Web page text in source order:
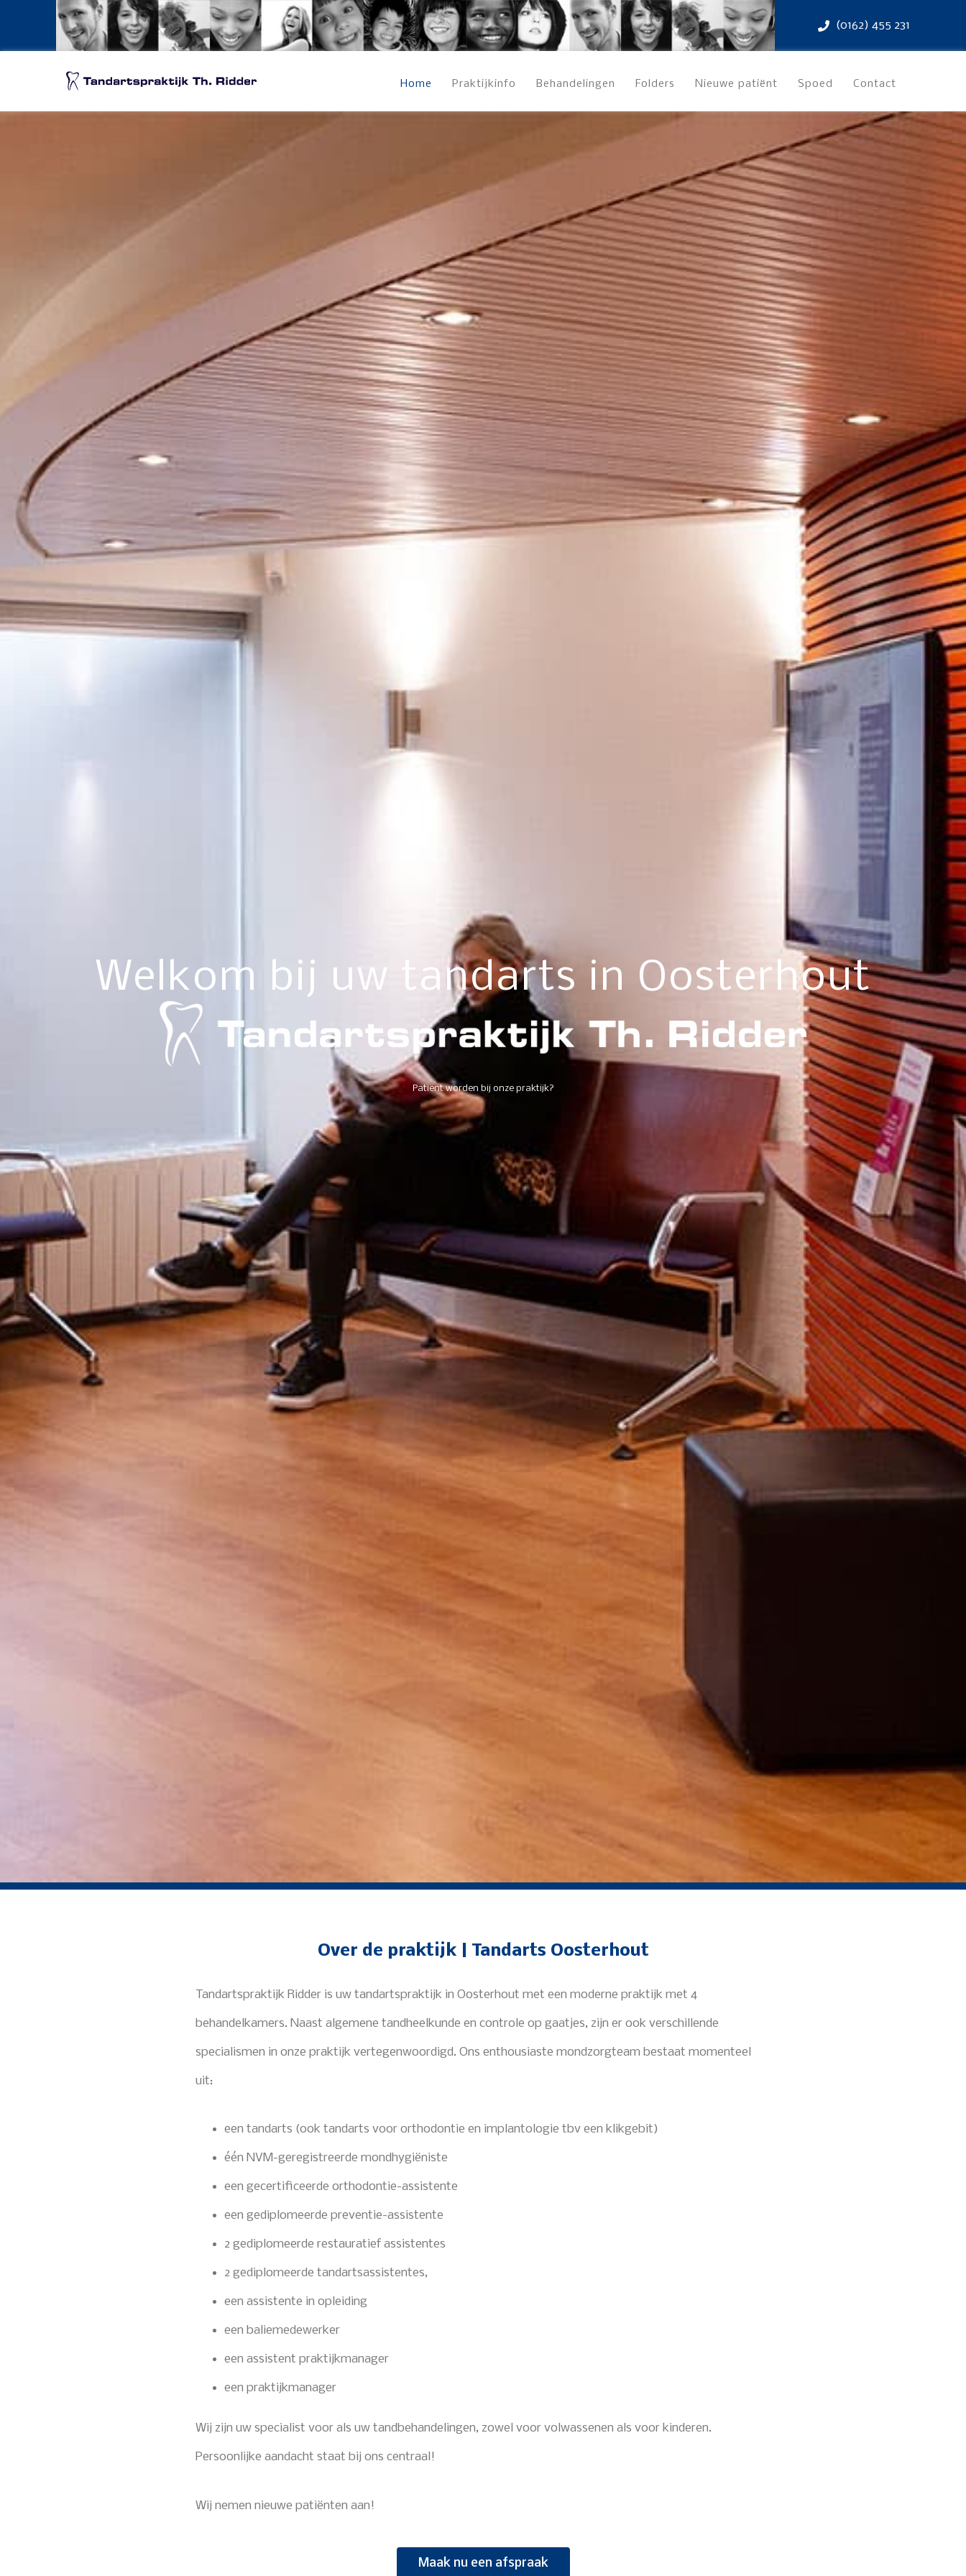
(0162) 455 231
Home Praktijkinfo Behandelingen Folders Nieuwe patiënt Spoed Contact
Welkom bij uw tandarts in Oosterhout
Patiënt worden bij onze praktijk?
Over de praktijk | Tandarts Oosterhout
Tandartspraktijk Ridder is uw tandartspraktijk in Oosterhout met een moderne praktijk met 4
behandelkamers. Naast algemene tandheelkunde en controle op gaatjes, zijn er ook verschillende
specialismen in onze praktijk vertegenwoordigd. Ons enthousiaste mondzorgteam bestaat momenteel
uit:
een tandarts (ook tandarts voor orthodontie en implantologie tbv een klikgebit)
één NVM-geregistreerde mondhygiëniste
een gecertificeerde orthodontie-assistente
een gediplomeerde preventie-assistente
2 gediplomeerde restauratief assistentes
2 gediplomeerde tandartsassistentes,
een assistente in opleiding
een baliemedewerker
een assistent praktijkmanager
een praktijkmanager
Wij zijn uw specialist voor als uw tandbehandelingen, zowel voor volwassenen als voor kinderen.
Persoonlijke aandacht staat bij ons centraal!
Wij nemen nieuwe patiënten aan!
Maak nu een afspraak